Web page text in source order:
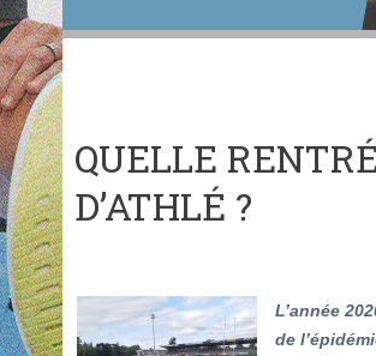
QUELLE
D’ATHLÉ ?
L’année
de